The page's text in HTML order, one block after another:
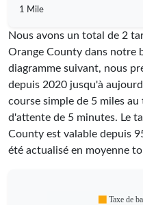
1 Mile
Nous avons un total de 2
Orange County dans notre
diagramme suivant, nous
depuis 2020 jusqu'à
course simple de 5 miles
d'attente de 5 minutes. Le
County est valable depuis
été actualisé en moyenne
Taxe de